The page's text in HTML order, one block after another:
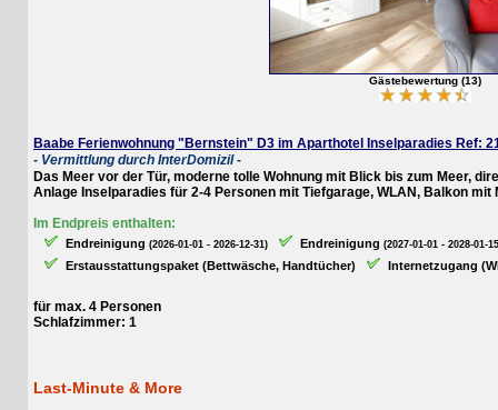
Gästebewertung (13)
Baabe Ferienwohnung "Bernstein" D3 im Aparthotel Inselparadies Ref:
- Vermittlung durch InterDomizil -
Das Meer vor der Tür, moderne tolle Wohnung mit Blick bis zum Meer, direkt
Anlage Inselparadies für 2-4 Personen mit Tiefgarage, WLAN, Balkon mit
Im Endpreis enthalten:
Endreinigung(2026-01-01 - 2026-12-31) Endreinigung(2027-01-01 - 2028-01-15)
Erstausstattungspaket (Bettwäsche, Handtücher) Internetzugang (WLAN)
für max. 4 Personen
Schlafzimmer: 1
Last-Minute & More